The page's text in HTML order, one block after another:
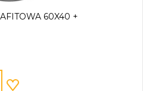
60X40 +